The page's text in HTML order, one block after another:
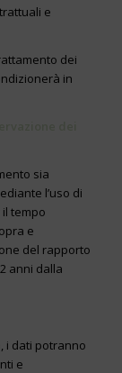
e
dei
in
sia
l’uso di
tempo
e
del rapporto
anni dalla
i dati potranno
e